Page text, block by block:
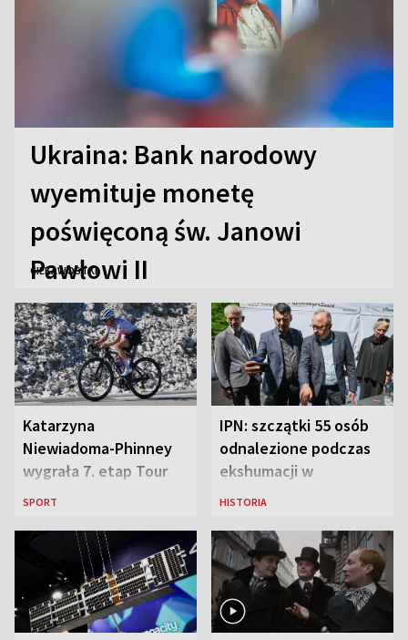
Ukraina: Bank narodowy
wyemituje monetę
poświęconą św. Janowi
Pawłowi II
CIEKAWOSTKI
Katarzyna
Niewiadoma-Phinney
wygrała 7. etap Tour
de France i została
SPORT
IPN: szczątki 55 osób
odnalezione podczas
ekshumacji w
Ostrówkach i Woli
HISTORIA